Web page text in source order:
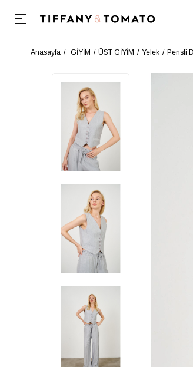
Anasayfa GİYİM ÜST GİYİM Yelek Pensli